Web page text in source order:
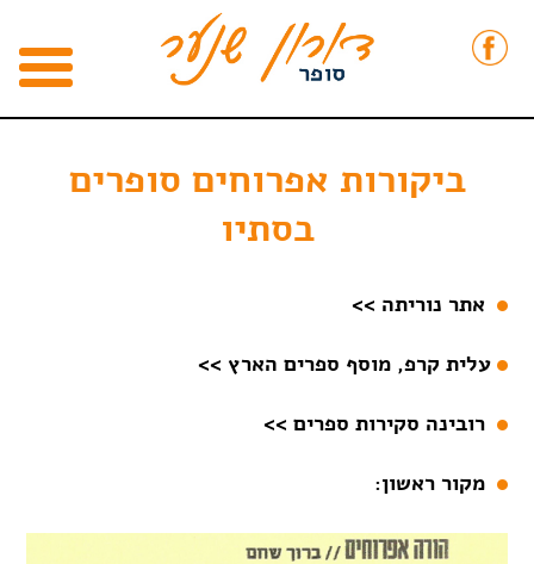
ביקורות אפרוחים סופרים
בסתיו
אתר נוריתה >>
עלית קרפ, מוסף ספרים הארץ >>
רובינה סקירות ספרים >>
מקור ראשון: